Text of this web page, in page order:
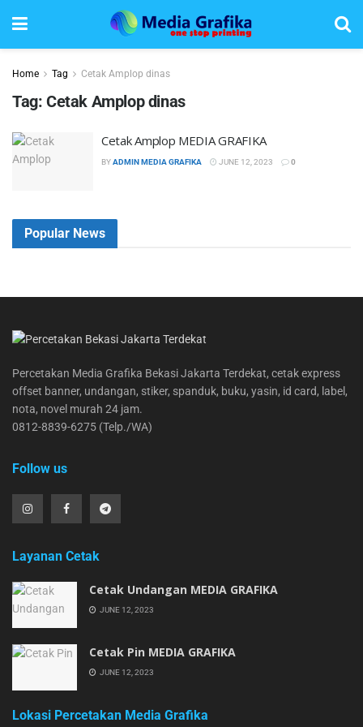
Home Tag Cetak Amplop dinas
Tag: Cetak Amplop dinas
Cetak Amplop MEDIA GRAFIKA
BYADMIN MEDIA GRAFIKA JUNE 12, 2023 0
Popular News
Percetakan Media Grafika Bekasi Jakarta Terdekat, cetak express
offset banner, undangan, stiker, spanduk, buku, yasin, id card, label,
nota, novel murah 24 jam.
0812-8839-6275 (Telp./WA)
Follow us
Layanan Cetak
Cetak Undangan MEDIA GRAFIKA
JUNE 12, 2023
Cetak Pin MEDIA GRAFIKA
JUNE 12, 2023
Lokasi Percetakan Media Grafika